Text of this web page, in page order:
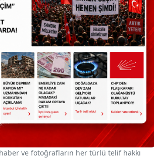
ve fotoğrafların her türlü telif hakkı